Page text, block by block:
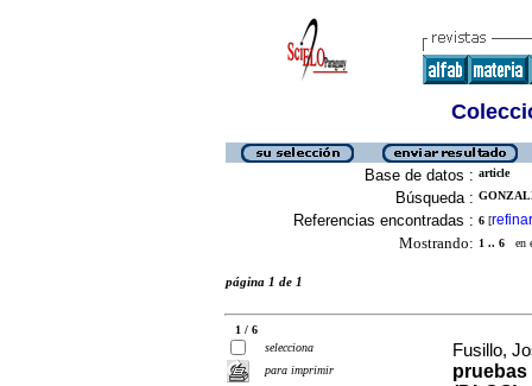
Base de datos : article
Búsqueda :
Referencias encontradas : 6 [refinar
Mostrando: 1 .. 6 en
página 1 de 1
1 / 6
selecciona
para imprimir
Fusillo,
pruebas